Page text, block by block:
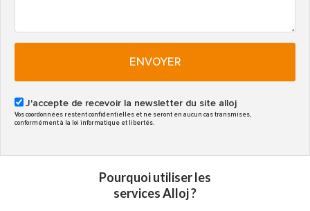
ENVOYER
J'accepte de recevoir la newsletter du site alloj
Vos coordonnées restent confidentielles et ne seront en aucun cas transmises,
conformément à la loi informatique et libertés.
Pourquoi utiliser les
services Alloj ?